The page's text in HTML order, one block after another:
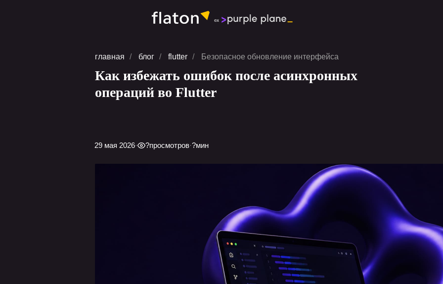
главная / блог / flutter / Безопасное обновление интерфейса
Как избежать ошибок после асинхронных
операций во Flutter
29 мая 2026· ?просмотров·?мин